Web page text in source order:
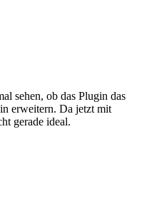
sehen, ob das Plugin das
erweitern. Da jetzt mit
gerade ideal.